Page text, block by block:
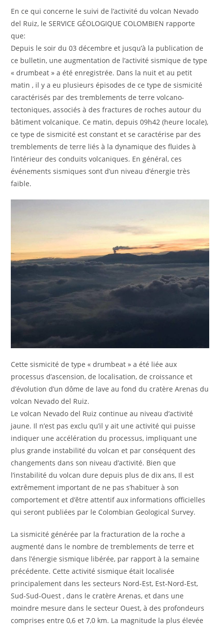
En ce qui concerne le suivi de l’activité du volcan Nevado
del Ruiz, le SERVICE GÉOLOGIQUE COLOMBIEN rapporte
que:
Depuis le soir du 03 décembre et jusqu’à la publication de
ce bulletin, une augmentation de l’activité sismique de type
« drumbeat » a été enregistrée. Dans la nuit et au petit
matin , il y a eu plusieurs épisodes de ce type de sismicité
caractérisés par des tremblements de terre volcano-
tectoniques, associés à des fractures de roches autour du
bâtiment volcanique. Ce matin, depuis 09h42 (heure locale),
ce type de sismicité est constant et se caractérise par des
tremblements de terre liés à la dynamique des fluides à
l’intérieur des conduits volcaniques. En général, ces
événements sismiques sont d’un niveau d’énergie très
faible.
Cette sismicité de type « drumbeat » a été liée aux
processus d’ascension, de localisation, de croissance et
d’évolution d’un dôme de lave au fond du cratère Arenas du
volcan Nevado del Ruiz.
Le volcan Nevado del Ruiz continue au niveau d’activité
jaune. Il n’est pas exclu qu’il y ait une activité qui puisse
indiquer une accélération du processus, impliquant une
plus grande instabilité du volcan et par conséquent des
changements dans son niveau d’activité. Bien que
l’instabilité du volcan dure depuis plus de dix ans, Il est
extrêmement important de ne pas s’habituer à son
comportement et d’être attentif aux informations officielles
qui seront publiées par le Colombian Geological Survey.
La sismicité générée par la fracturation de la roche a
augmenté dans le nombre de tremblements de terre et
dans l’énergie sismique libérée, par rapport à la semaine
précédente. Cette activité sismique était localisée
principalement dans les secteurs Nord-Est, Est-Nord-Est,
Sud-Sud-Ouest , dans le cratère Arenas, et dans une
moindre mesure dans le secteur Ouest, à des profondeurs
comprises entre 0,6 et 7,0 km. La magnitude la plus élevée